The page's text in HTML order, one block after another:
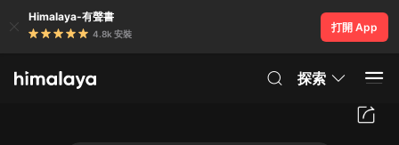
Himalaya-有聲書
4.8k 安裝
打開 App
探索